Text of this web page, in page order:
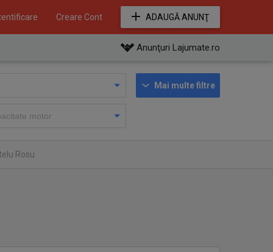
Creare Cont ADAUGĂ ANUNŢ
Anunţuri Lajumate.ro
Mai multe filtre
Rosu